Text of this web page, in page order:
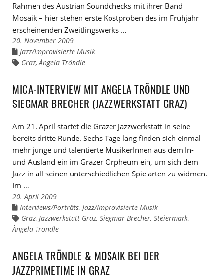
Rahmen des Austrian Soundchecks mit ihrer Band
Mosaik – hier stehen erste Kostproben des im Frühjahr
erscheinenden Zweitlingswerks …
20. November 2009
Links
zu
den
Jazz/Improvisierte Musik
Links
Graz, Àngela Tröndle
MICA-INTERVIEW MIT ANGELA TRÖNDLE UND
SIEGMAR BRECHER (JAZZWERKSTATT GRAZ)
Am 21. April startet die Grazer Jazzwerkstatt in seine
bereits dritte Runde. Sechs Tage lang finden sich einmal
mehr junge und talentierte MusikerInnen aus dem In-
und Ausland ein im Grazer Orpheum ein, um sich dem
Jazz in all seinen unterschiedlichen Spielarten zu widmen.
Im …
20. April 2009
Links
den
Kategorien
Interviews/Porträts, Jazz/Improvisierte Musik
Links
den
Graz, Jazzwerkstatt Graz, Siegmar Brecher, Steiermark,
Àngela Tröndle
ANGELA TRÖNDLE & MOSAIK BEI DER
JAZZPRIMETIME IN GRAZ